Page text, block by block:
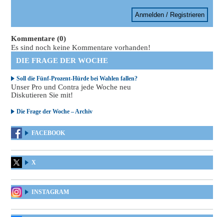
Anmelden / Registrieren
Kommentare (0)
Es sind noch keine Kommentare vorhanden!
DIE FRAGE DER WOCHE
Soll die Fünf-Prozent-Hürde bei Wahlen fallen?
Unser Pro und Contra jede Woche neu
Diskutieren Sie mit!
Die Frage der Woche – Archiv
FACEBOOK
X
INSTAGRAM